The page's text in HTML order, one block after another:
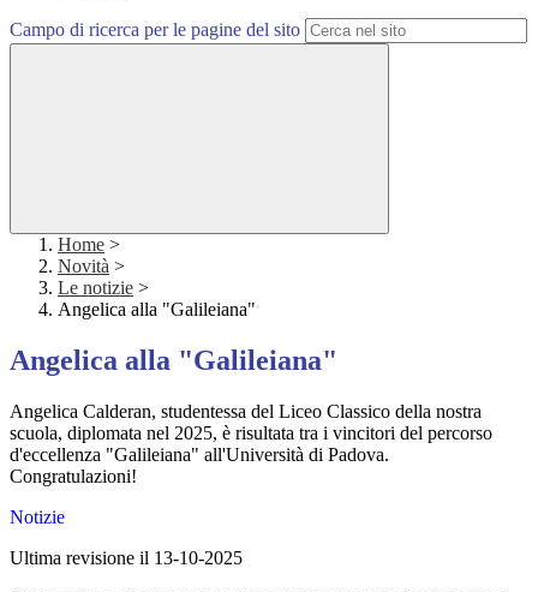
Campo di ricerca per le pagine del sito
Home >
Novità >
Le notizie >
Angelica alla "Galileiana"
Angelica alla "Galileiana"
Angelica Calderan, studentessa del Liceo Classico della nostra
scuola, diplomata nel 2025, è risultata tra i vincitori del percorso
d'eccellenza "Galileiana" all'Università di Padova.
Congratulazioni!
Notizie
Ultima revisione il 13-10-2025